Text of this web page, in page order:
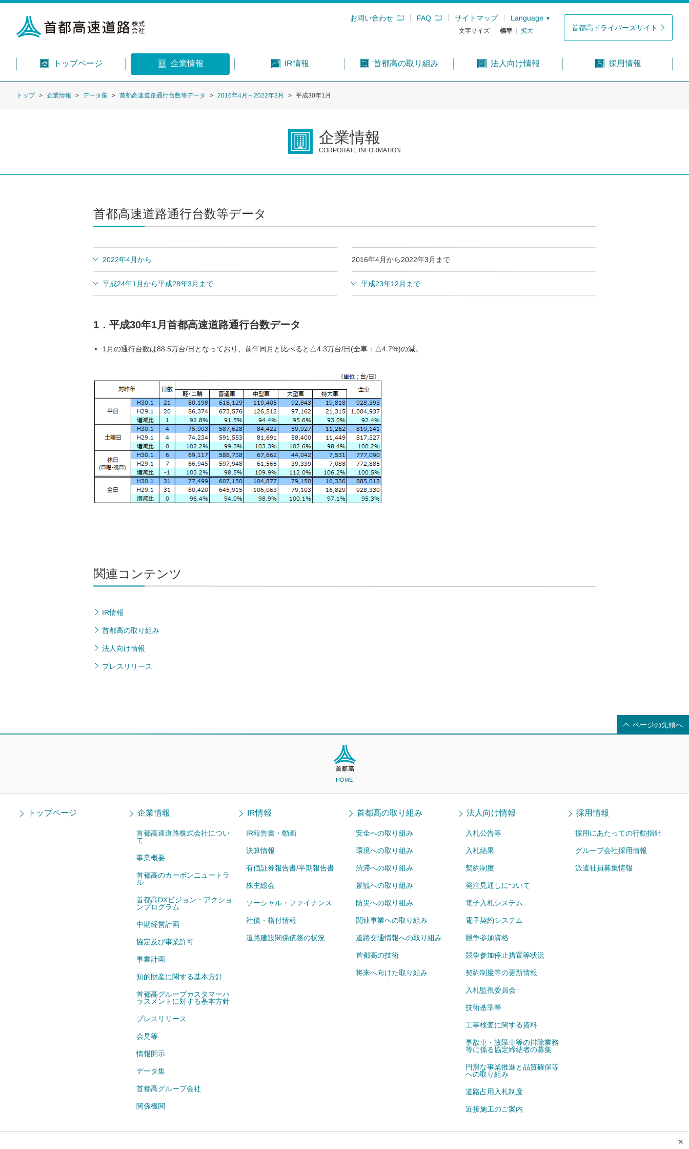
お問い合わせ FAQ サイトマップ Language
文字サイズ 標準 拡大 首都高ドライバーズサイト
トップページ 企業情報 IR情報 首都高の取り組み 法人向け情報 採用情報
トップ 企業情報 データ集 首都高速道路通行台数等データ 2016年4月～2022年3月 平成30年1月
企業情報
CORPORATE INFORMATION
首都高速道路通行台数等データ
2022年4月から 2016年4月から2022年3月まで
平成24年1月から平成28年3月まで 平成23年12月まで
1．平成30年1月首都高速道路通行台数データ
1月の通行台数は88.5万台/日となっており、前年同月と比べると△4.3万台/日(全車：△4.7%)の減。
関連コンテンツ
IR情報
首都高の取り組み
法人向け情報
プレスリリース
ページの先頭へ
HOME
トップページ 企業情報
首都高速道路株式会社につい
て
事業概要
首都高のカーボンニュートラ
ル
首都高DXビジョン・アクショ
ンプログラム
中期経営計画
協定及び事業許可
事業計画
知的財産に関する基本方針
首都高グループカスタマーハ
ラスメントに対する基本方針
プレスリリース
会見等
情報開示
データ集
首都高グループ会社
関係機関
IR情報
IR報告書・動画
決算情報
有価証券報告書/半期報告書
株主総会
ソーシャル・ファイナンス
社債・格付情報
道路建設関係債務の状況
首都高の取り組み
安全への取り組み
環境への取り組み
渋滞への取り組み
景観への取り組み
防災への取り組み
関連事業への取り組み
道路交通情報への取り組み
首都高の技術
将来へ向けた取り組み
法人向け情報
入札公告等
入札結果
契約制度
発注見通しについて
電子入札システム
電子契約システム
競争参加資格
競争参加停止措置等状況
契約制度等の更新情報
入札監視委員会
技術基準等
工事検査に関する資料
事故車・故障車等の排除業務
等に係る協定締結者の募集
円滑な事業推進と品質確保等
への取り組み
道路占用入札制度
近接施工のご案内
採用情報
採用にあたっての行動指針
グループ会社採用情報
派遣社員募集情報
✕